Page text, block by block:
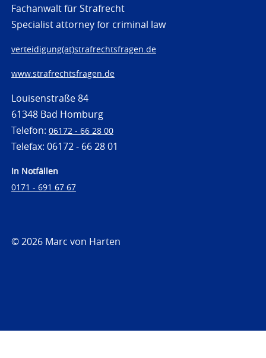
Fachanwalt für Strafrecht
Specialist attorney for criminal law
verteidigung(at)strafrechtsfragen.de
www.strafrechtsfragen.de
Louisenstraße 84
61348 Bad Homburg
Telefon: 06172 - 66 28 00
Telefax: 06172 - 66 28 01
In Notfällen
0171 - 691 67 67
© 2026 Marc von Harten